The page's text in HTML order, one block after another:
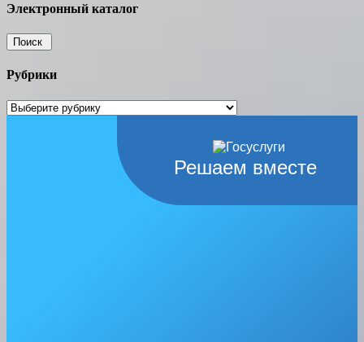
Электронный каталог
Рубрики
Рубрики
Решаем вместе